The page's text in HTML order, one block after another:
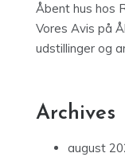
Åbent hus hos
Vores Avis på
udstillinger og
Archives
august